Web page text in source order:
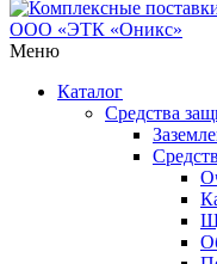
Меню
Каталог
Средства